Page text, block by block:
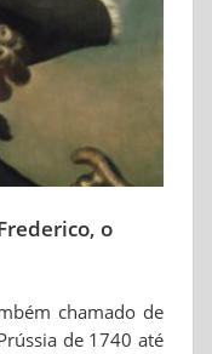
o
chamado de
de 1740 até